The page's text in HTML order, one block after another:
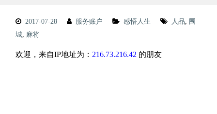
2017-07-28 服务账户 感悟人生 人品, 围
城, 麻将
欢迎，来自IP地址为： 216.73.216.42 的朋友